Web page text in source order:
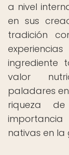
a nivel
en sus
tradición
ingrediente
valor
paladares
riqueza
nativas en